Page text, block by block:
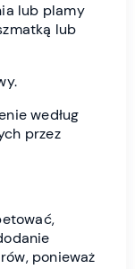
lub plamy
lub
według
przez
ponieważ